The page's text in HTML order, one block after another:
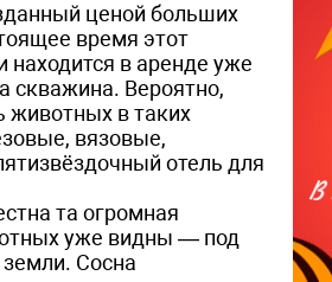
ценой больших
время этот
находится в аренде уже
скважина. Вероятно,
животных в таких
вязовые,
отель для
та огромная
уже видны — под
Сосна